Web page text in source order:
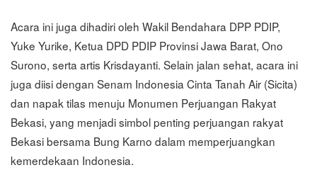
Acara ini juga dihadiri oleh Wakil Bendahara DPP PDIP,
Yuke Yurike, Ketua DPD PDIP Provinsi Jawa Barat, Ono
Surono, serta artis Krisdayanti. Selain jalan sehat, acara ini
juga diisi dengan Senam Indonesia Cinta Tanah Air (Sicita)
dan napak tilas menuju Monumen Perjuangan Rakyat
Bekasi, yang menjadi simbol penting perjuangan rakyat
Bekasi bersama Bung Karno dalam memperjuangkan
kemerdekaan Indonesia.